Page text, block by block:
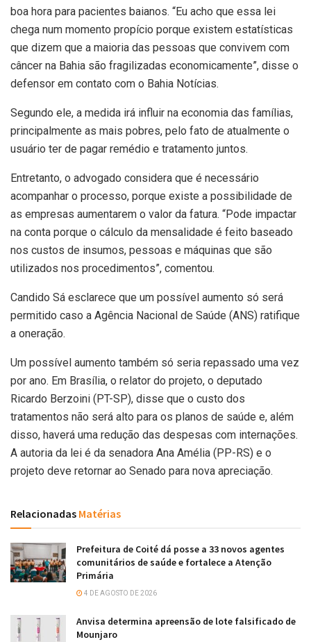
boa hora para pacientes baianos. “Eu acho que essa lei
chega num momento propício porque existem estatísticas
que dizem que a maioria das pessoas que convivem com
câncer na Bahia são fragilizadas economicamente”, disse o
defensor em contato com o Bahia Notícias.
Segundo ele, a medida irá influir na economia das famílias,
principalmente as mais pobres, pelo fato de atualmente o
usuário ter de pagar remédio e tratamento juntos.
Entretanto, o advogado considera que é necessário
acompanhar o processo, porque existe a possibilidade de
as empresas aumentarem o valor da fatura. “Pode impactar
na conta porque o cálculo da mensalidade é feito baseado
nos custos de insumos, pessoas e máquinas que são
utilizados nos procedimentos”, comentou.
Candido Sá esclarece que um possível aumento só será
permitido caso a Agência Nacional de Saúde (ANS) ratifique
a oneração.
Um possível aumento também só seria repassado uma vez
por ano. Em Brasília, o relator do projeto, o deputado
Ricardo Berzoini (PT-SP), disse que o custo dos
tratamentos não será alto para os planos de saúde e, além
disso, haverá uma redução das despesas com internações.
A autoria da lei é da senadora Ana Amélia (PP-RS) e o
projeto deve retornar ao Senado para nova apreciação.
Relacionadas Matérias
Prefeitura de Coité dá posse a 33 novos agentes
comunitários de saúde e fortalece a Atenção
Primária
4 DE AGOSTO DE 2026
Anvisa determina apreensão de lote falsificado de
Mounjaro